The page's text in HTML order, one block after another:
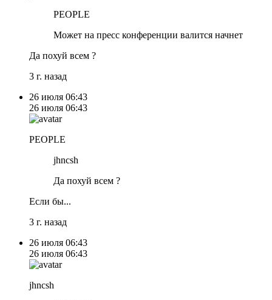
PEOPLE
Может на пресс конференции валится начнет
Да похуй всем ?
3 г. назад
26 июля 06:43
26 июля 06:43
PEOPLE
jhncsh
Да похуй всем ?
Если бы...
3 г. назад
26 июля 06:43
26 июля 06:43
jhncsh